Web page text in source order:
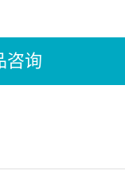
咨询